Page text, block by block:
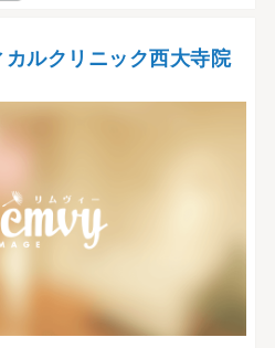
カルクリニック西大寺院